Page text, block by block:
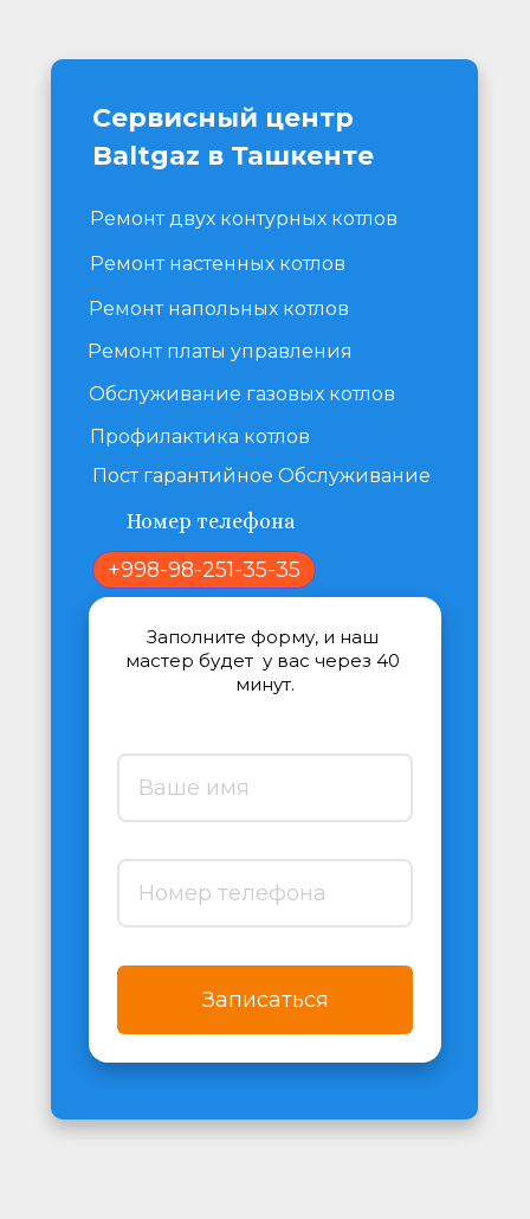
Номер телефона
Сервисный центр
Baltgaz в Ташкенте
Заполните форму, и наш
мастер будет  у вас через 40
минут.
Записаться
Ремонт двух контурных котлов
Ремонт настенных котлов
Ремонт напольных котлов
Обслуживание газовых котлов
Профилактика котлов
Ремонт платы управления
Пост гарантийное Обслуживание
+998-98-251-35-35